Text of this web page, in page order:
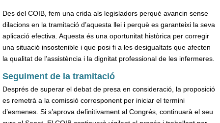
Des del COIB, fem una crida als legisladors perquè avancin sense
dilacions en la tramitació d’aquesta llei i perquè es garanteixi la seva
aplicació efectiva. Aquesta és una oportunitat històrica per corregir
una situació insostenible i que posi fi a les desigualtats que afecten
la qualitat de l’assistència i la dignitat professional de les infermeres.
Seguiment de la tramitació
Després de superar el debat de presa en consideració, la proposició
es remetrà a la comissió corresponent per iniciar el termini
d’esmenes. Si s’aprova definitivament al Congrés, continuarà el seu